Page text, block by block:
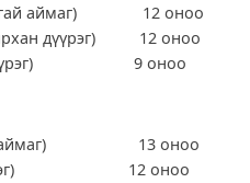
аймаг) 12 оноо
дүүрэг) 12 оноо
дүүрэг) 9 оноо
аймаг) 13 оноо
дүүрэг) 12 оноо